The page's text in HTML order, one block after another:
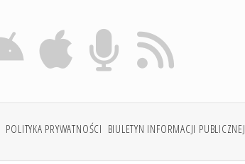
POLITYKA PRYWATNOŚCI BIULETYN INFORMACJI PUBLICZNEJ